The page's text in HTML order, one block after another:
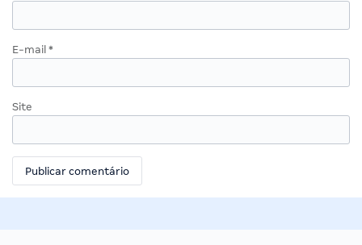
E-mail *
Site